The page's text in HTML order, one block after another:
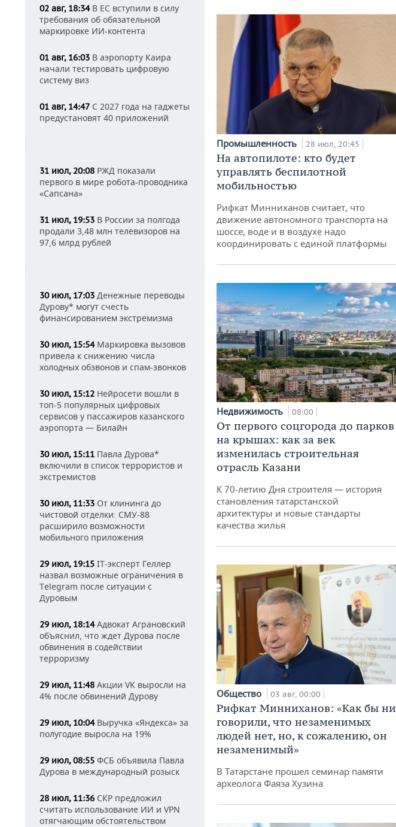
02 авг, 18:34В ЕС вступили в силу
требования об обязательной
маркировке ИИ-контента
01 авг, 16:03 В аэропорту Каира
начали тестировать цифровую
систему виз
01 авг, 14:47 С 2027 года на гаджеты
предустановят 40 приложений
31 июл, 20:08 РЖД показали
первого в мире робота-проводника
«Сапсана»
31 июл, 19:53 В России за полгода
продали 3,48 млн телевизоров на
97,6 млрд рублей
30 июл, 17:03 Денежные переводы
Дурову* могут счесть
финансированием экстремизма
30 июл, 15:54Маркировка вызовов
привела к снижению числа
холодных обзвонов и спам-звонков
30 июл, 15:12 Нейросети вошли в
топ-5 популярных цифровых
сервисов у пассажиров казанского
аэропорта — Билайн
30 июл, 15:11 Павла Дурова*
включили в список террористов и
экстремистов
30 июл, 11:33 От клининга до
чистовой отделки: СМУ-88
расширило возможности
мобильного приложения
29 июл, 19:15 IT-эксперт Геллер
назвал возможные ограничения в
Telegram после ситуации с
Дуровым
29 июл, 18:14Адвокат Аграновский
объяснил, что ждет Дурова после
обвинения в содействии
терроризму
29 июл, 11:48 Акции VK выросли на
4% после обвинений Дурову
29 июл, 10:04Выручка «Яндекса» за
полугодие выросла на 19%
29 июл, 08:55 ФСБ объявила Павла
Дурова в международный розыск
28 июл, 11:36 СКР предложил
считать использование ИИ и VPN
отягчающим обстоятельством
Промышленность 28 июл, 20:45
На автопилоте: кто будет
управлять беспилотной
мобильностью
Рифкат Минниханов считает, что
движение автономного транспорта на
шоссе, воде и в воздухе надо
координировать с единой платформы
Недвижимость 08:00
От первого соцгорода до парков
на крышах: как за век
изменилась строительная
отрасль Казани
К 70-летию Дня строителя — история
становления татарстанской
архитектуры и новые стандарты
качества жилья
Общество 03 авг, 00:00
Рифкат Минниханов: «Как бы ни
говорили, что незаменимых
людей нет, но, к сожалению, он
незаменимый»
В Татарстане прошел семинар памяти
археолога Фаяза Хузина